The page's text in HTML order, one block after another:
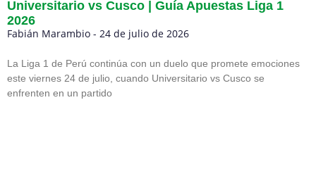
Universitario vs Cusco | Guía Apuestas Liga 1
2026
Fabián Marambio 24 de julio de 2026
La Liga 1 de Perú continúa con un duelo que promete emociones
este viernes 24 de julio, cuando Universitario vs Cusco se
enfrenten en un partido